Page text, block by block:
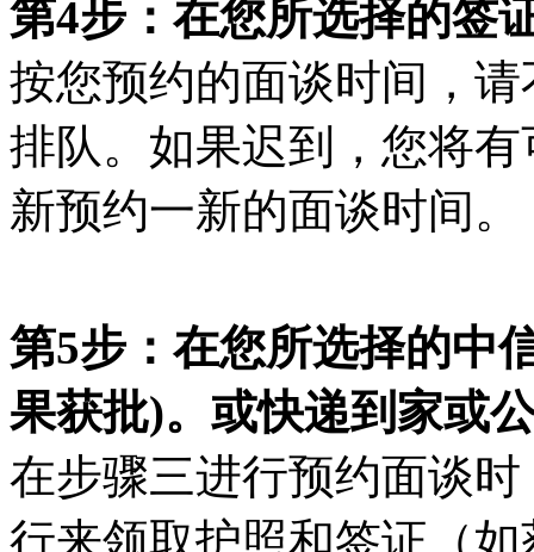
第4步：在您所选择的签
按您预约的面谈时间，
排队。如果迟到，您将
新预约一新的面谈时间。
第5步：在您所选择的中
果获批)。或快递到家或
在步骤三进行预约面谈
行来领取护照和签证（